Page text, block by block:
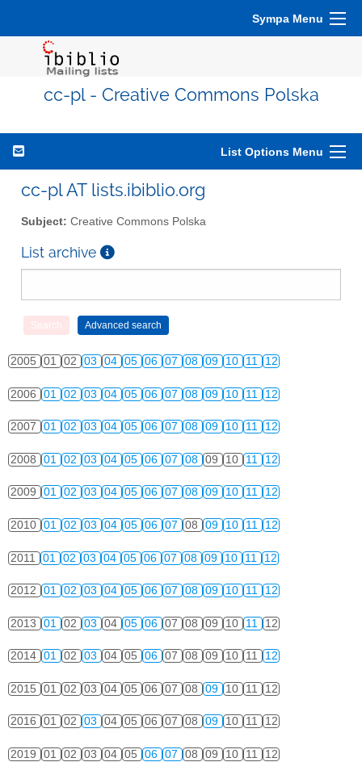
Sympa Menu
cc-pl - Creative Commons Polska
List Options Menu
cc-pl AT lists.ibiblio.org
Subject: Creative Commons Polska
List archive
2005 01 02 03 04 05 06 07 08 09 10 11 12
2006 01 02 03 04 05 06 07 08 09 10 11 12
2007 01 02 03 04 05 06 07 08 09 10 11 12
2008 01 02 03 04 05 06 07 08 09 10 11 12
2009 01 02 03 04 05 06 07 08 09 10 11 12
2010 01 02 03 04 05 06 07 08 09 10 11 12
2011 01 02 03 04 05 06 07 08 09 10 11 12
2012 01 02 03 04 05 06 07 08 09 10 11 12
2013 01 02 03 04 05 06 07 08 09 10 11 12
2014 01 02 03 04 05 06 07 08 09 10 11 12
2015 01 02 03 04 05 06 07 08 09 10 11 12
2016 01 02 03 04 05 06 07 08 09 10 11 12
2019 01 02 03 04 05 06 07 08 09 10 11 12